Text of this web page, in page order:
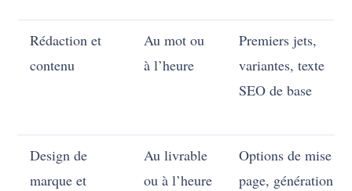
Rédaction et
contenu
Au mot ou
à l’heure
Premiers jets,
variantes, texte
SEO de base
Design de
marque et
Au livrable
ou à l’heure
Options de mise en
page, génération